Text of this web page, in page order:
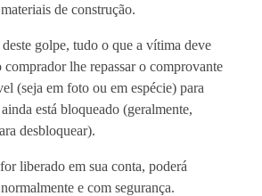
de construção.
golpe, tudo o que a vítima deve
comprador lhe repassar o comprovante
(seja em foto ou em espécie) para
está bloqueado (geralmente,
desbloquear).
liberado em sua conta, poderá
e com segurança.